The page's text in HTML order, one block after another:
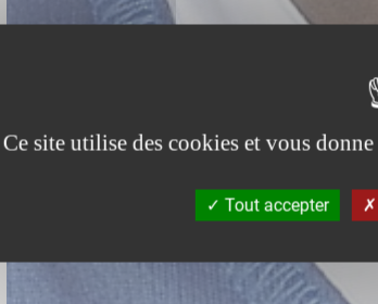
Ce site utilise des cookies et vous
Tout accepter